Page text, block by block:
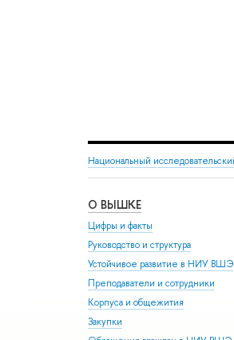
Национальный
О ВЫШКЕ
Цифры и факты
Руководство и структура
Устойчивое развитие в НИУ ВШЭ
Преподаватели и сотрудники
Корпуса и общежития
Закупки